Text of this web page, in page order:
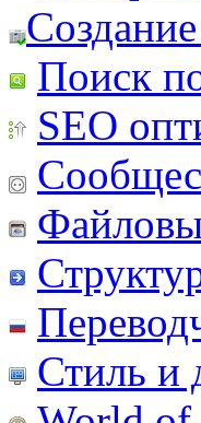
Поиск
SEO
Стиль и